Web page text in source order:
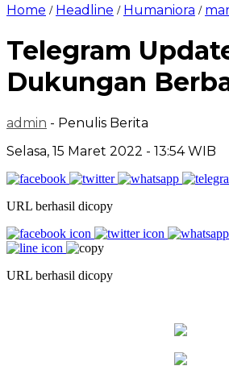
Home / Headline / Humaniora /
Telegram
Dukungan
admin - Penulis Berita
Selasa, 15 Maret 2022 - 13:54 WIB
URL berhasil dicopy
URL berhasil dicopy